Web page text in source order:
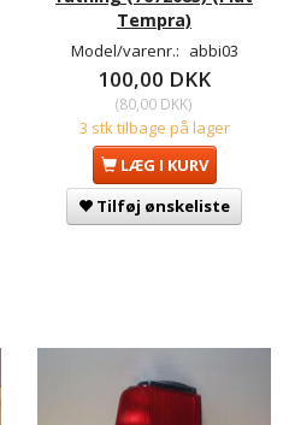
Tempra)
Model/varenr.: abbi03
100,00 DKK
(80,00 DKK)
3 stk tilbage på lager
LÆG I KURV
Tilføj ønskeliste